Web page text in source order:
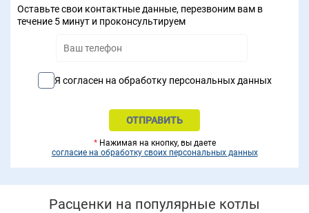
Оставьте свои контактные данные, перезвоним вам в
течение 5 минут и проконсультируем
Я согласен на обработку персональных данных
*Нажимая на кнопку, вы даете
согласие на обработку своих персональных данных
Расценки на популярные котлы